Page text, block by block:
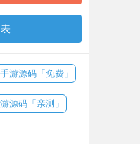
游源码「免费」
源码「亲测」